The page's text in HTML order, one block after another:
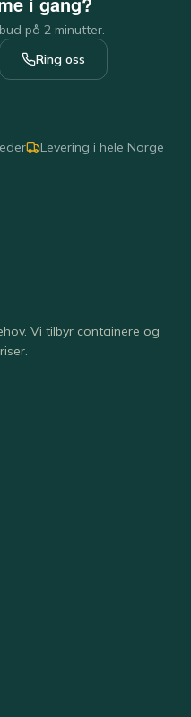
på 2 minutter.
Ring oss
Levering i hele Norge
Vi tilbyr containere og